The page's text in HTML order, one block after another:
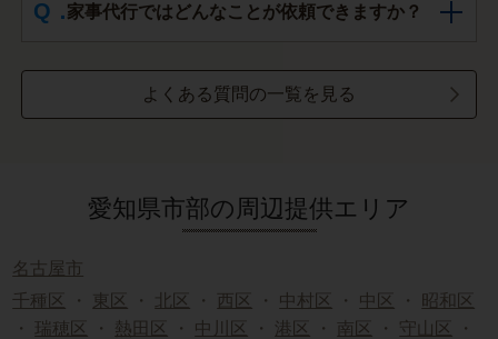
家事代行ではどんなことが依頼できますか？
よくある質問の一覧を見る
愛知県市部の周辺提供エリア
名古屋市
千種区
・ 東区 ・ 北区 ・ 西区 ・ 中村区 ・ 中区 ・
昭和区
・
瑞穂区 ・ 熱田区 ・ 中川区 ・ 港区 ・ 南区 ・ 守山区
・